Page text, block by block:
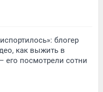
блогер
как выжить в
посмотрели сотни